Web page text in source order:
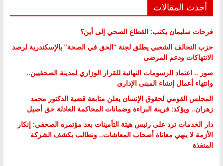
أحدث المقالات
فرحات سليمان يكتب: القطاع الصحي إلى أين؟
حزب التحالف الشعبي يطلق لجنة “الحق في الصحة” بالإسكندرية لرصد
الانتهاكات ودعم المرضى
صور .. اعتماد الرسومات النهائية للقرار الوزاري لمدينة الصحفيين..
وانتهاء أعمال إنشاء المبنى الإداري
المجلس القومي لحقوق الإنسان يعلن متابعة قضية الدكتور محمد
زهران.. ويؤكد: قرينة البراءة وضمانات المحاكمة العادلة حق أصيل
دار الخدمات ترد على رئيس هيئة التأمينات بعد مؤتمره الصحفي: إنكار
الأزمة لا ينهي معاناة أصحاب المعاشات.. ونطالب بكشف الشركة
المنفذة